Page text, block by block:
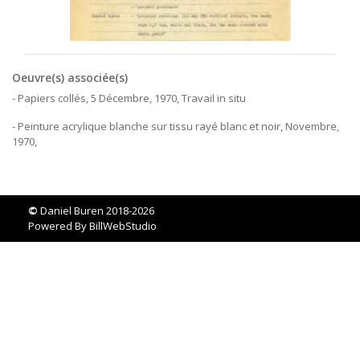
Oeuvre(s) associée(s)
- Papiers collés, 5 Décembre, 1970, Travail in situ
- Peinture acrylique blanche sur tissu rayé blanc et noir, Novembre,
1970,
© Daniel Buren 2018-2026
Powered ByBillWebStudio